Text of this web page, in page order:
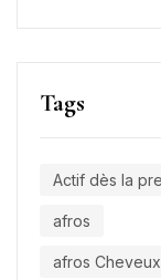
Tags
Actif dès la
afros
afros